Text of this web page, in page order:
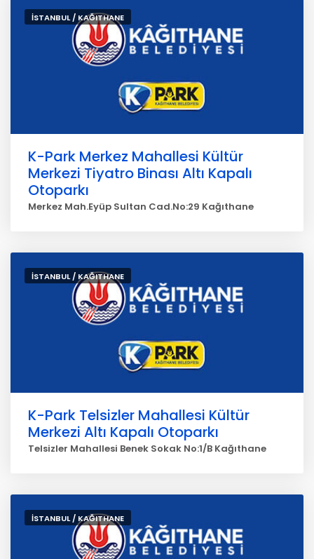
İSTANBUL / KAĞITHANE
K-Park Merkez Mahallesi Kültür
Merkezi Tiyatro Binası Altı Kapalı
Otoparkı
Merkez Mah.Eyüp Sultan Cad.No:29 Kağıthane
İSTANBUL / KAĞITHANE
K-Park Telsizler Mahallesi Kültür
Merkezi Altı Kapalı Otoparkı
Telsizler Mahallesi Benek Sokak No:1/B Kağıthane
İSTANBUL / KAĞITHANE